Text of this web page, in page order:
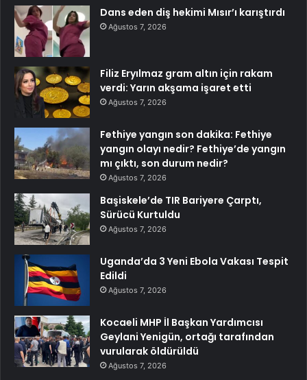
Dans eden diş hekimi Mısır’ı karıştırdı
Ağustos 7, 2026
Filiz Eryılmaz gram altın için rakam
verdi: Yarın akşama işaret etti
Ağustos 7, 2026
Fethiye yangın son dakika: Fethiye
yangın olayı nedir? Fethiye’de yangın
mı çıktı, son durum nedir?
Ağustos 7, 2026
Başiskele’de TIR Bariyere Çarptı,
Sürücü Kurtuldu
Ağustos 7, 2026
Uganda’da 3 Yeni Ebola Vakası Tespit
Edildi
Ağustos 7, 2026
Kocaeli MHP İl Başkan Yardımcısı
Geylani Yenigün, ortağı tarafından
vurularak öldürüldü
Ağustos 7, 2026